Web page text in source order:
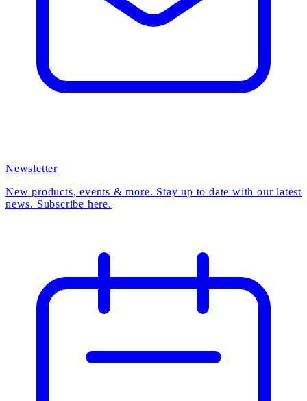
Newsletter
New products, events & more. Stay up to date with our latest
news. Subscribe here.